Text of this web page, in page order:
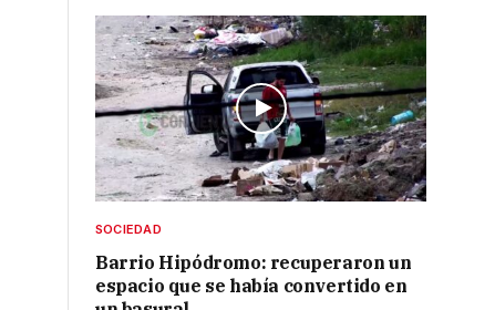
SOCIEDAD
Barrio Hipódromo: recuperaron un
espacio que se había convertido en